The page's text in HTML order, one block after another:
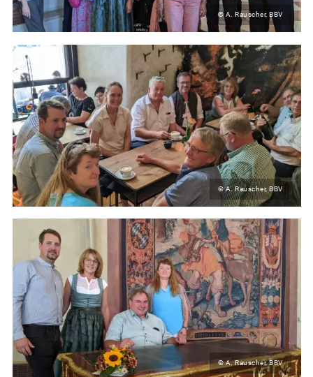
© A. Rauscher, BBV
© A. Rauscher, BBV
© A. Rauscher, BBV